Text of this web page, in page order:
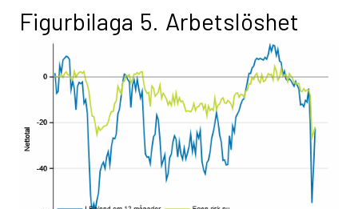
Figurbilaga 5. Arbetslöshet